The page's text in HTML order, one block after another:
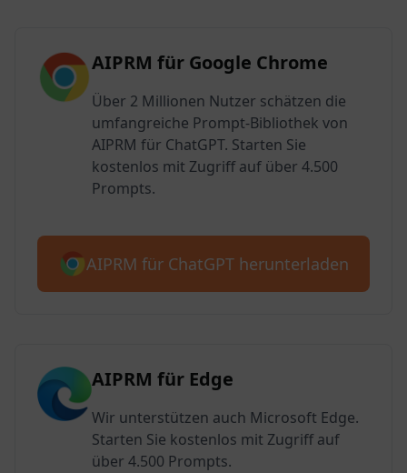
AIPRM für Google Chrome
Über 2 Millionen Nutzer schätzen die
umfangreiche Prompt-Bibliothek von
AIPRM für ChatGPT. Starten Sie
kostenlos mit Zugriff auf über 4.500
Prompts.
AIPRM für ChatGPT herunterladen
AIPRM für Edge
Wir unterstützen auch Microsoft Edge.
Starten Sie kostenlos mit Zugriff auf
über 4.500 Prompts.